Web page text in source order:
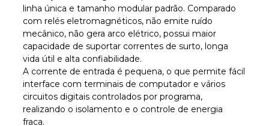
linha única e tamanho modular padrão. Comparado
com relés eletromagnéticos, não emite ruído
mecânico, não gera arco elétrico, possui maior
capacidade de suportar correntes de surto, longa
vida útil e alta confiabilidade.
A corrente de entrada é pequena, o que permite fácil
interface com terminais de computador e vários
circuitos digitais controlados por programa,
realizando o isolamento e o controle de energia
fraca.